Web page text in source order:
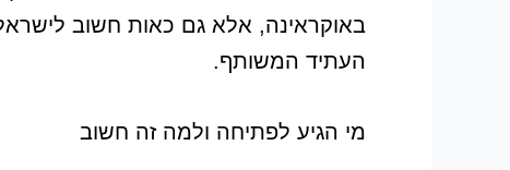
באוקראינה, אלא גם כאות חשוב
העתיד המשותף.
מי הגיע לפתיחה ולמה זה חשוב